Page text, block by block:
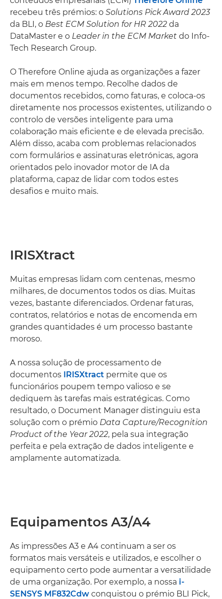
recebeu três prémios: o Solutions Pick Award 2023
da BLI, o Best ECM Solution for HR 2022 da
DataMaster e o Leader in the ECM Market do Info-
Tech Research Group.
O Therefore Online ajuda as organizações a fazer
mais em menos tempo. Recolhe dados de
documentos recebidos, como faturas, e coloca-os
diretamente nos processos existentes, utilizando o
controlo de versões inteligente para uma
colaboração mais eficiente e de elevada precisão.
Além disso, acaba com problemas relacionados
com formulários e assinaturas eletrónicas, agora
orientados pelo inovador motor de IA da
plataforma, capaz de lidar com todos estes
desafios e muito mais.
IRISXtract
Muitas empresas lidam com centenas, mesmo
milhares, de documentos todos os dias. Muitas
vezes, bastante diferenciados. Ordenar faturas,
contratos, relatórios e notas de encomenda em
grandes quantidades é um processo bastante
moroso.
A nossa solução de processamento de
documentos IRISXtract permite que os
funcionários poupem tempo valioso e se
dediquem às tarefas mais estratégicas. Como
resultado, o Document Manager distinguiu esta
solução com o prémio Data Capture/Recognition
Product of the Year 2022, pela sua integração
perfeita e pela extração de dados inteligente e
amplamente automatizada.
Equipamentos A3/A4
As impressões A3 e A4 continuam a ser os
formatos mais versáteis e utilizados, e escolher o
equipamento certo pode aumentar a versatilidade
de uma organização. Por exemplo, a nossa i-
SENSYS MF832Cdw conquistou o prémio BLI Pick,